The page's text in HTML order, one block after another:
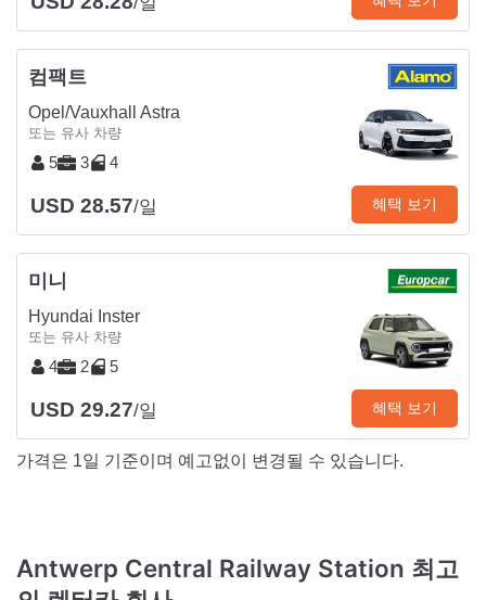
컴팩트
Opel/Vauxhall Astra
또는 유사 차량
5 3 4
USD 28.57/일 혜택 보기
미니
Hyundai Inster
또는 유사 차량
4 2 5
USD 29.27/일 혜택 보기
가격은 1일 기준이며 예고없이 변경될 수 있습니다.
Antwerp Central Railway Station 최고